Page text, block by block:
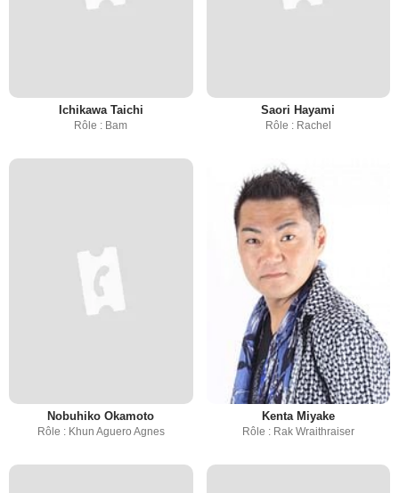
Ichikawa Taichi
Rôle : Bam
Saori Hayami
Rôle : Rachel
Nobuhiko Okamoto
Rôle : Khun Aguero Agnes
Kenta Miyake
Rôle : Rak Wraithraiser